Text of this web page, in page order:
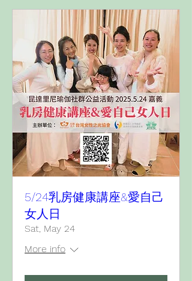
5/24乳房健康講座&愛自己
女人日
Sat, May 24
More info